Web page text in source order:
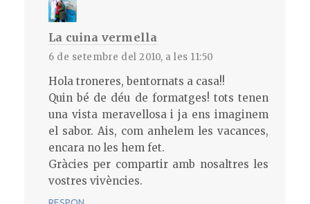
La cuina vermella
6 de setembre del 2010, a les 11:50
Hola troneres, bentornats a casa!!
Quin bé de déu de formatges! tots tenen
una vista meravellosa i ja ens imaginem
el sabor. Ais, com anhelem les vacances,
encara no les hem fet.
Gràcies per compartir amb nosaltres les
vostres vivències.